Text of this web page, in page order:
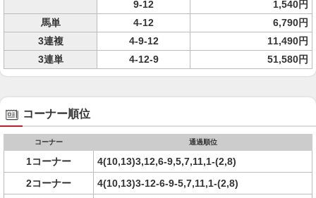
9-12
1,540円
馬単
4-12
6,790円
3連複
4-9-12
11,490円
3連単
4-12-9 51,580円
コーナー順位
コーナー 通過順位
1コーナー
4(10,13)3,12,6-9,5,7,11,1-(2,8)
2コーナー
4(10,13)3-12-6-9-5,7,11,1-(2,8)